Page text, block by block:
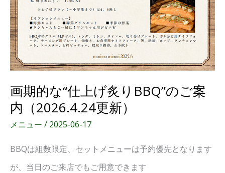
画期的な“仕上げ炙りBBQ”のご案
内（2026.4.24更新）
メニュー / 2025-06-17
BBQは組数限定、セットメニューは予約優先となります
が、当日のご来店でもご用意できます
（2026.4.24
更
新）